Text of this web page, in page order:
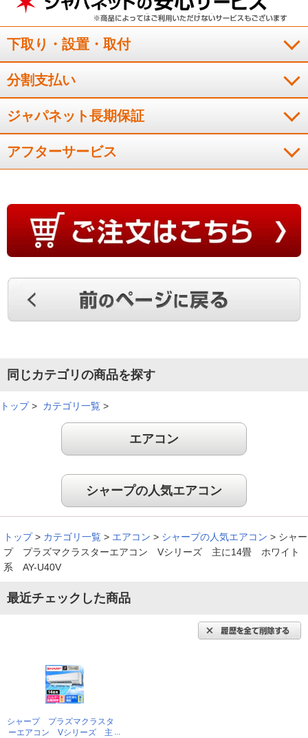
下取り・設置・取付
分割支払い
ジャパネット長期保証
アフターサービス
同じカテゴリの商品を探す
トップ> カテゴリ一覧 >
エアコン
シャープの人気エアコン
トップ > カテゴリ一覧 > エアコン > シャープの人気エアコン > シャー
プ プラズマクラスターエアコン Vシリーズ 主に14畳 ホワイト
系 AY-U40V
最近チェックした商品
シャープ プラズマクラスタ
ーエアコン Vシリーズ 主